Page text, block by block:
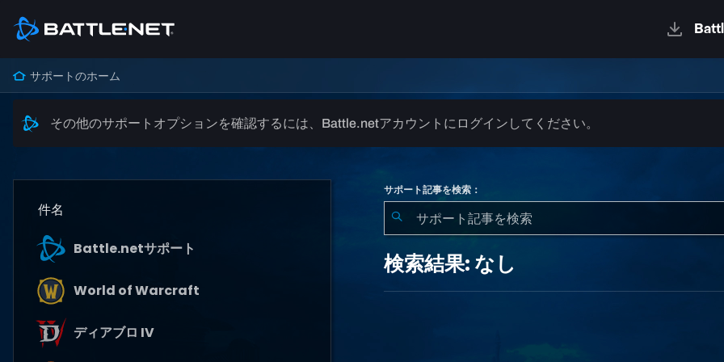
サポートのホーム
その他のサポートオプションを確認するには、Battle.netアカウントにログインしてください。
件名
Battle.netサポート
World of Warcraft
ディアブロ IV
サポート記事を検索：
結
果:
検索結果: なし